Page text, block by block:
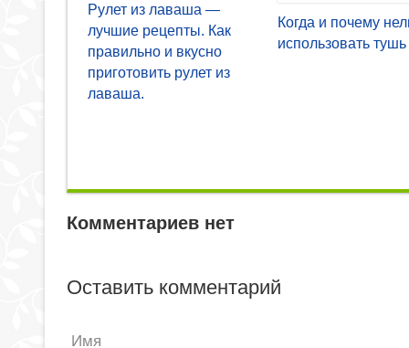
Рулет из лаваша —
лучшие рецепты. Как
правильно и вкусно
приготовить рулет из
лаваша.
Когда и почему
использовать тушь
Комментариев нет
Оставить комментарий
Имя